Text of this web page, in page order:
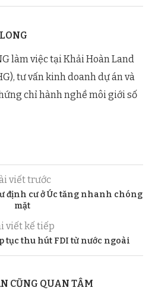
làm việc tại Khải Hoàn Land
tư vấn kinh doanh dự án và
chỉ hành nghề môi giới số
viết trước
định cư ở Úc tăng nhanh chóng
mặt
viết kế tiếp
tục thu hút FDI từ nước ngoài
CŨNG QUAN TÂM